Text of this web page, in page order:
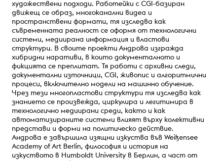
художествени подходи. Работейки с CGI-базиран
движещ се образ, многоканални видеа и
пространствени формати, тя изследва как
съвременната реалност се оформя от технологични
системи, медиирана информация и властови
структури. В своите проекти Андрова изгражда
хибридни наративи, в които документалното и
фикцията се преплитат. Тя работи с архивни следи,
документални източници, CGI, живопис и алгоритмични
процеси, включително модели на машинно обучение.
Чрез тези многопластови структури тя изследва как
знанието се произвежда, циркулира и легитимира в
технологично медиирани среди, както и как
автоматизираните системи влияят върху колективни
представи и форми на политическо действие.
Андрова е завършила изящни изкуства във Weißensee
Academy of Art Berlin, философия и история на
изкуството в Humboldt University в Берлин, а част от